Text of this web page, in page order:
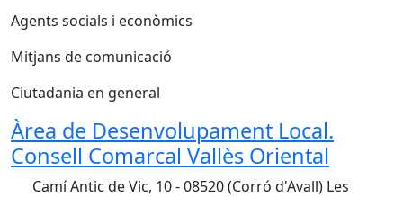
Agents socials i econòmics
Mitjans de comunicació
Ciutadania en general
Àrea de Desenvolupament Local.
Consell Comarcal Vallès Oriental
Camí Antic de Vic, 10 - 08520 (Corró d'Avall) Les